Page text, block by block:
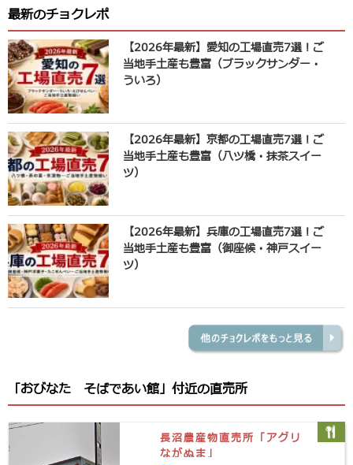
最新のチョクレポ
【2026年最新】愛知の工場直売7選！ご
当地手土産も豊富（ブラックサンダー・
ういろ）
【2026年最新】京都の工場直売7選！ご
当地手土産も豊富（八ツ橋・抹茶スイー
ツ）
【2026年最新】兵庫の工場直売7選！ご
当地手土産も豊富（御座候・神戸スイー
ツ）
「おびなた そばであい館」付近の直売所
長沼農産物直売所「アグリ
ながぬま」